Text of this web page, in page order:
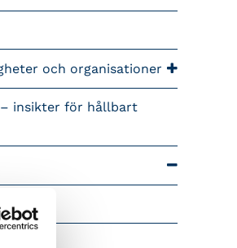
och organisationer
insikter för hållbart